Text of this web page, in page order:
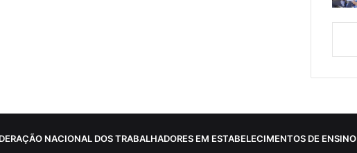
NACIONAL DOS TRABALHADORES EM ESTABELECIMENTOS DE ENSINO